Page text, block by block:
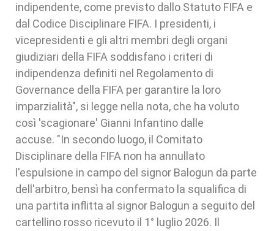
indipendente, come previsto dallo Statuto FIFA e
dal Codice Disciplinare FIFA. I presidenti, i
vicepresidenti e gli altri membri degli organi
giudiziari della FIFA soddisfano i criteri di
indipendenza definiti nel Regolamento di
Governance della FIFA per garantire la loro
imparzialità", si legge nella nota, che ha voluto
così 'scagionare' Gianni Infantino dalle
accuse. "In secondo luogo, il Comitato
Disciplinare della FIFA non ha annullato
l'espulsione in campo del signor Balogun da parte
dell'arbitro, bensì ha confermato la squalifica di
una partita inflitta al signor Balogun a seguito del
cartellino rosso ricevuto il 1° luglio 2026. Il